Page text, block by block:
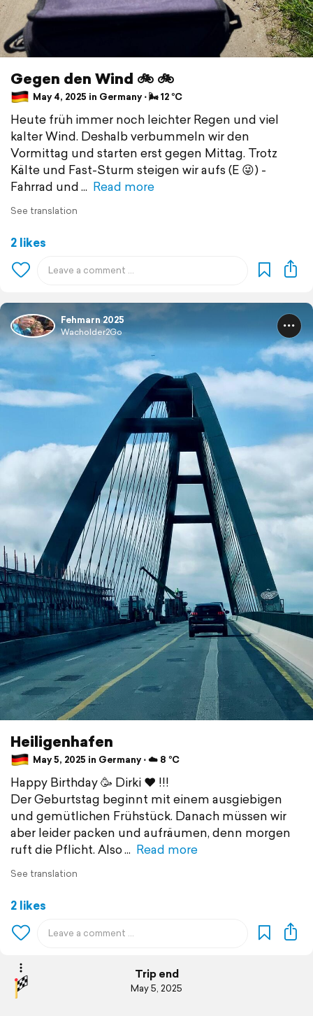
Gegen den Wind 🚲 🚲
May 4, 2025 in Germany ⋅ 🌬 12 °C
Heute früh immer noch leichter Regen und viel
kalter Wind. Deshalb verbummeln wir den
Vormittag und starten erst gegen Mittag. Trotz
Kälte und Fast-Sturm steigen wir aufs (E 😜) -
Fahrrad und
Read more
See translation
2 likes
Fehmarn 2025
Wacholder2Go
Heiligenhafen
May 5, 2025 in Germany ⋅ ☁️ 8 °C
Happy Birthday 🥳 Dirki ♥️ !!!
Der Geburtstag beginnt mit einem ausgiebigen
und gemütlichen Frühstück. Danach müssen wir
aber leider packen und aufräumen, denn morgen
ruft die Pflicht. Also
Read more
See translation
2 likes
Trip end
May 5, 2025